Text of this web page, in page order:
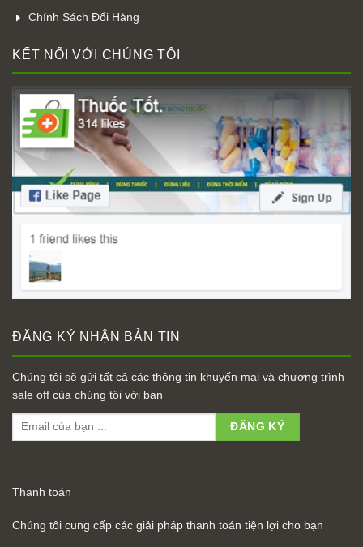
Chính Sách Đổi Hàng
KẾT NỐI VỚI CHÚNG TÔI
ĐĂNG KÝ NHẬN BẢN TIN
Chúng tôi sẽ gửi tất cả các thông tin khuyến mại và chương trình
sale off của chúng tôi với bạn
Thanh toán
Chúng tôi cung cấp các giải pháp thanh toán tiện lợi cho bạn